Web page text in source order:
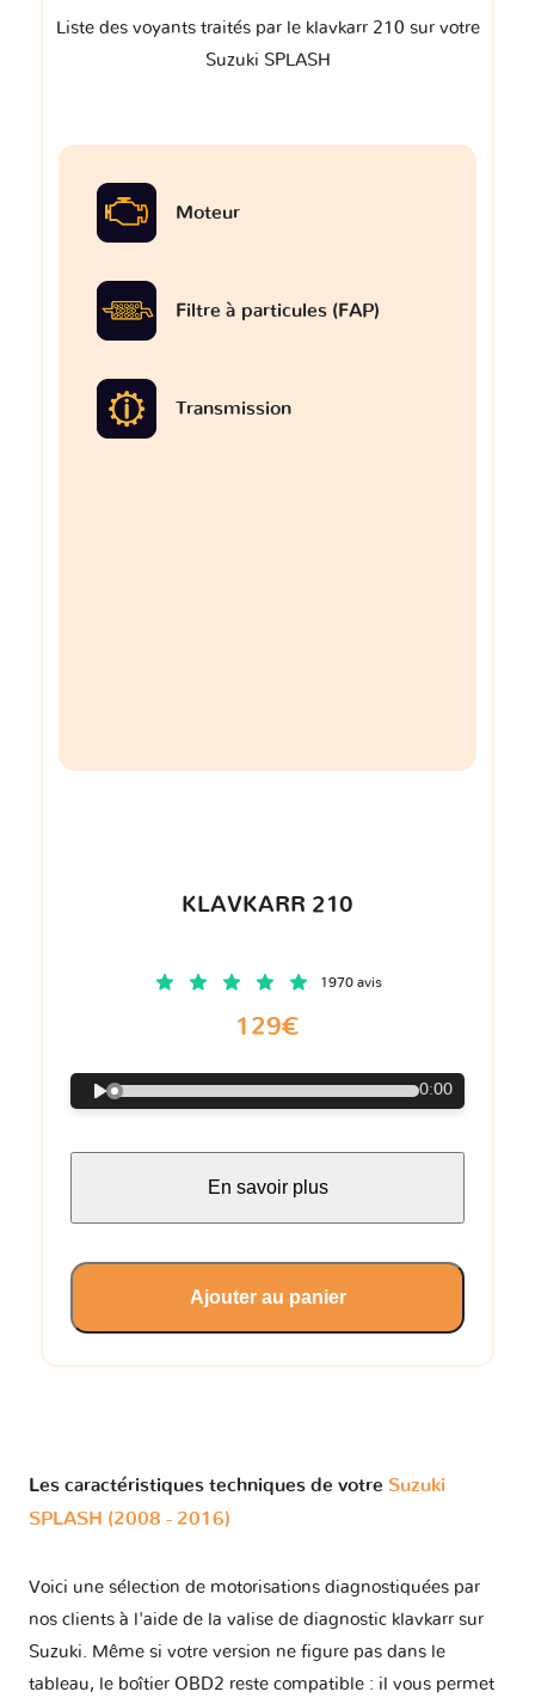
Liste des voyants traités par le klavkarr 210 sur votre
Suzuki SPLASH
Moteur
Filtre à particules (FAP)
Transmission
KLAVKARR 210
1970 avis
129€
0:00
En savoir plus
Ajouter au panier
Les caractéristiques techniques de votre Suzuki
SPLASH (2008 - 2016)
Voici une sélection de motorisations diagnostiquées par
nos clients à l'aide de la valise de diagnostic klavkarr sur
Suzuki. Même si votre version ne figure pas dans le
tableau, le boîtier OBD2 reste compatible : il vous permet